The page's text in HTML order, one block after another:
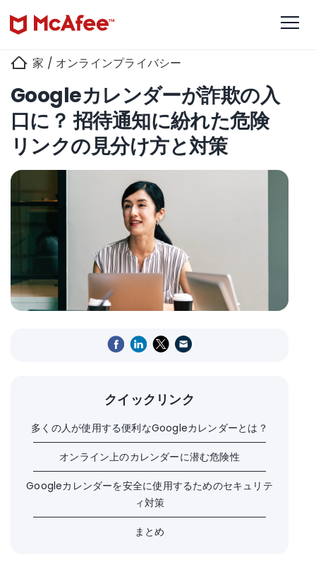
家 / オンラインプライバシー
Googleカレンダーが詐欺の入
口に？ 招待通知に紛れた危険
リンクの見分け方と対策
クイックリンク
多くの人が使用する便利なGoogleカレンダーとは？
オンライン上のカレンダーに潜む危険性
Googleカレンダーを安全に使用するためのセキュリテ
ィ対策
まとめ